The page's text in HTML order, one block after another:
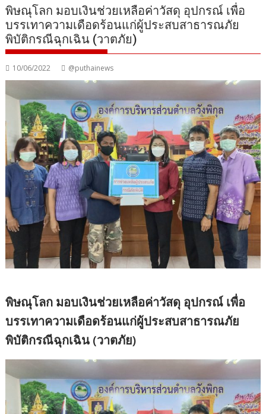
พิษณุโลก มอบเงินช่วยเหลือค่าวัสดุ อุปกรณ์ เพื่อ
บรรเทาความเดือดร้อนแก่ผู้ประสบสาธารณภัย
พิบัติกรณีฉุกเฉิน (วาตภัย)
10/06/2022 @puthainews
พิษณุโลก มอบเงินช่วยเหลือค่าวัสดุ อุปกรณ์ เพื่อ
บรรเทาความเดือดร้อนแก่ผู้ประสบสาธารณภัย
พิบัติกรณีฉุกเฉิน (วาตภัย)